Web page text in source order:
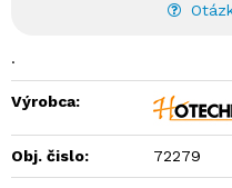
.
Výrobca:
Obj. čislo: 72279